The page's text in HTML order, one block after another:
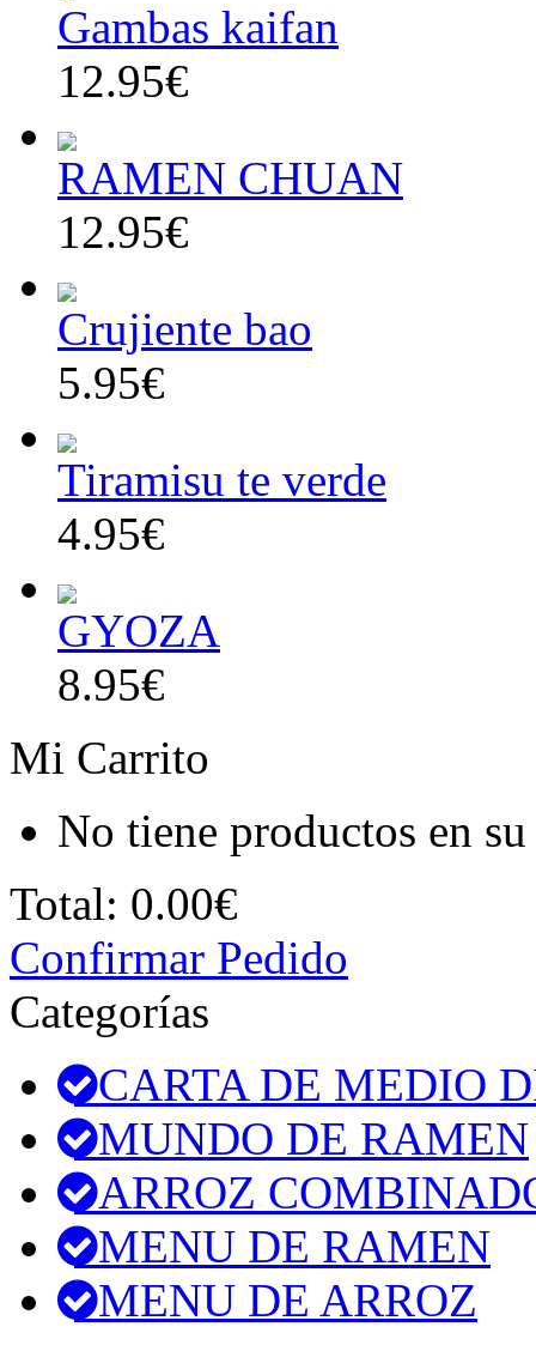
Gambas kaifan
12.95€
RAMEN CHUAN
12.95€
Crujiente bao
5.95€
Tiramisu te verde
4.95€
GYOZA
8.95€
Mi Carrito
No tiene productos en
Total: 0.00€
Confirmar Pedido
Categorías
CARTA DE MEDIO
MUNDO DE RAMEN
ARROZ
MENU DE RAMEN
MENU DE ARROZ